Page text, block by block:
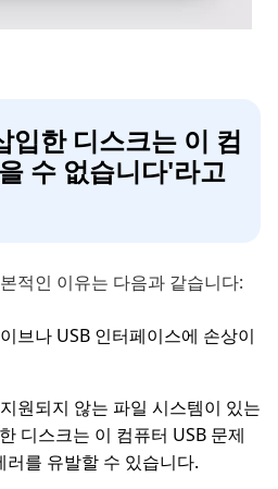
입한 디스크는 이 컴
수 없습니다'라고
적인 이유는 다음과 같습니다:
브나 USB 인터페이스에 손상이
원되지 않는 파일 시스템이 있는
디스크는 이 컴퓨터 USB 문제
를 유발할 수 있습니다.